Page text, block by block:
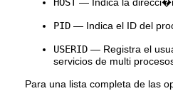
PID — Indica el ID del
USERID — Registra el
servicios de multi
Para una lista completa de las